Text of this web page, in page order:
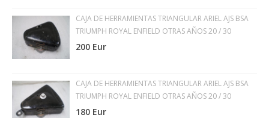
CAJA DE HERRAMIENTAS TRIANGULAR ARIEL AJS BSA
TRIUMPH ROYAL ENFIELD OTRAS AÑOS 20 / 30
200 Eur
CAJA DE HERRAMIENTAS TRIANGULAR ARIEL AJS BSA
TRIUMPH ROYAL ENFIELD OTRAS AÑOS 20 / 30
180 Eur